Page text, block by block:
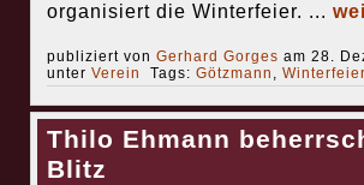
organisiert die Winterfeier. ...
publiziert von Gerhard Gorges am 28.
unter Verein Tags: Götzmann , Winterfeier
Thilo Ehmann
Blitz